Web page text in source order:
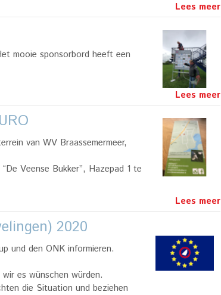
Lees meer
mooie sponsorbord heeft een
Lees meer
van WV Braassemermeer,
Veense Bukker”, Hazepad 1 te
Lees meer
2020
und den ONK informieren.
es wünschen würden.
die Situation und beziehen